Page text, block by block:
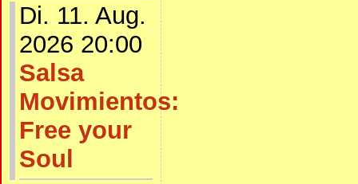
Di. 11. Aug.
2026 20:00
Salsa
Movimientos:
Free your
Soul